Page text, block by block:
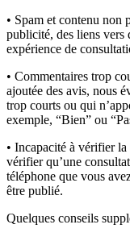
• Spam et contenu non
publicité, des liens vers
expérience de
• Commentaires trop
ajoutée des avis, nous
trop courts ou qui
exemple, “Bien” ou
• Incapacité à vérifier
vérifier qu’une
téléphone que vous
être publié.
Quelques conseils